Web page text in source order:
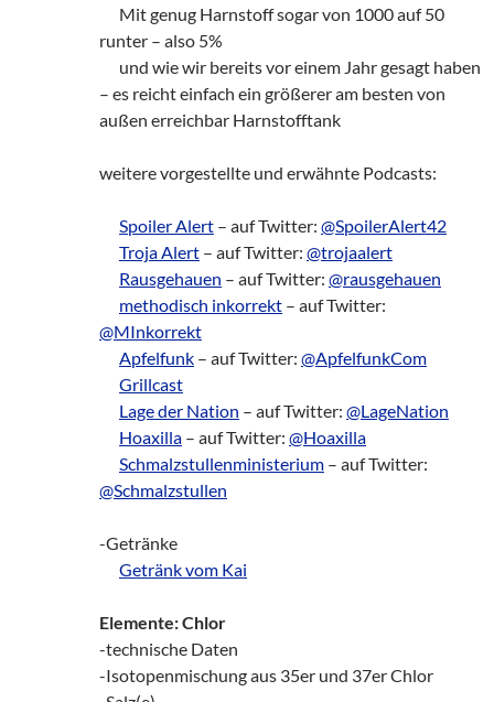
Mit genug Harnstoff sogar von 1000 auf 50
runter – also 5%
und wie wir bereits vor einem Jahr gesagt haben
– es reicht einfach ein größerer am besten von
außen erreichbar Harnstofftank
weitere vorgestellte und erwähnte Podcasts:
Spoiler Alert – auf Twitter: @SpoilerAlert42
Troja Alert – auf Twitter: @trojaalert
Rausgehauen – auf Twitter: @rausgehauen
methodisch inkorrekt – auf Twitter:
@MInkorrekt
Apfelfunk – auf Twitter: @ApfelfunkCom
Grillcast
Lage der Nation – auf Twitter: @LageNation
Hoaxilla – auf Twitter: @Hoaxilla
Schmalzstullenministerium – auf Twitter:
@Schmalzstullen
-Getränke
Getränk vom Kai
Elemente: Chlor
-technische Daten
-Isotopenmischung aus 35er und 37er Chlor